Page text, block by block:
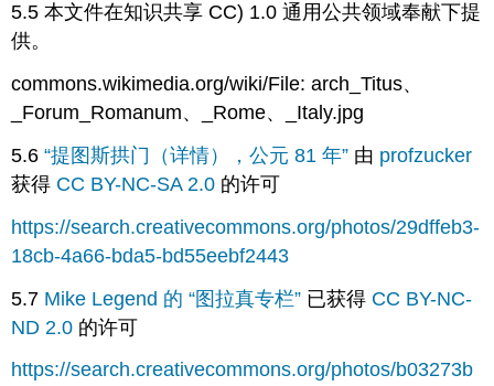
5.5 本文件在知识共享 CC) 1.0 通用公共领域奉献下提
供。
commons.wikimedia.org/wiki/File: arch_Titus、
_Forum_Romanum、_Rome、_Italy.jpg
5.6“提图斯拱门（详情），公元 81 年” 由 profzucker
获得 CC BY-NC-SA 2.0 的许可
https://search.creativecommons.org/photos/29dffeb3-
18cb-4a66-bda5-bd55eebf2443
5.7 Mike Legend 的 “图拉真专栏” 已获得 CC BY-NC-
ND 2.0 的许可
https://search.creativecommons.org/photos/b03273b